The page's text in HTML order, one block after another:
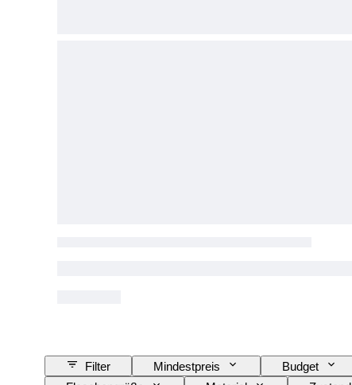
Filter Mindestpreis Budget